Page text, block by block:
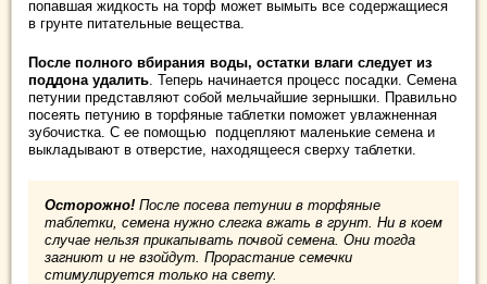
попавшая жидкость на торф может вымыть все содержащиеся
в грунте питательные вещества.
После полного вбирания воды, остатки влаги следует из
поддона удалить. Теперь начинается процесс посадки. Семена
петунии представляют собой мельчайшие зернышки. Правильно
посеять петунию в торфяные таблетки поможет увлажненная
зубочистка. С ее помощью подцепляют маленькие семена и
выкладывают в отверстие, находящееся сверху таблетки.
Осторожно! После посева петунии в торфяные
таблетки, семена нужно слегка вжать в грунт. Ни в коем
случае нельзя прикапывать почвой семена. Они тогда
загниют и не взойдут. Прорастание семечки
стимулируется только на свету.